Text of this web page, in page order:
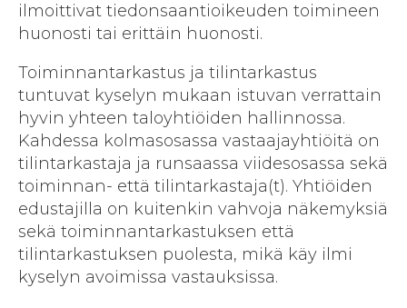
ilmoittivat tiedonsaantioikeuden toimineen
huonosti tai erittäin huonosti.
Toiminnantarkastus ja tilintarkastus
tuntuvat kyselyn mukaan istuvan verrattain
hyvin yhteen taloyhtiöiden hallinnossa.
Kahdessa kolmasosassa vastaajayhtiöitä on
tilintarkastaja ja runsaassa viidesosassa sekä
toiminnan- että tilintarkastaja(t). Yhtiöiden
edustajilla on kuitenkin vahvoja näkemyksiä
sekä toiminnantarkastuksen että
tilintarkastuksen puolesta, mikä käy ilmi
kyselyn avoimissa vastauksissa.